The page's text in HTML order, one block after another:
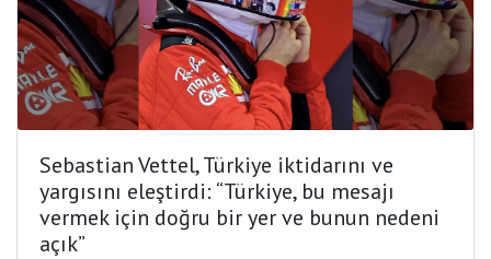
Sebastian Vettel, Türkiye iktidarını ve
yargısını eleştirdi: “Türkiye, bu mesajı
vermek için doğru bir yer ve bunun nedeni
açık”